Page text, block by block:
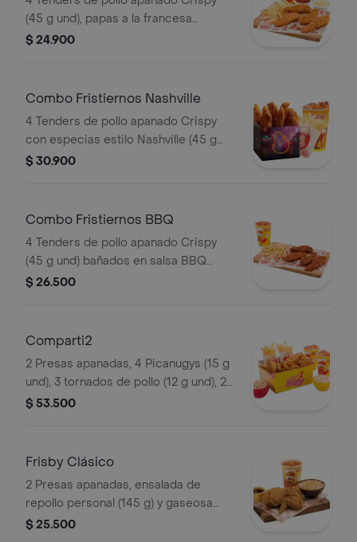
(45 g und), papas a la francesa
mediana (60 g) y gaseosa (325 ml)
$ 24.900
Combo Fristiernos Nashville
4 Tenders de pollo apanado Crispy
con especias estilo Nashville (45 g
und), sirope de miel picante, papas a
$ 30.900
Combo Fristiernos BBQ
4 Tenders de pollo apanado Crispy
(45 g und) bañados en salsa BBQ
ligeramente picante, papas a la
$ 26.500
Comparti2
2 Presas apanadas, 4 Picanugys (15 g
und), 3 tornados de pollo (12 g und), 2
porciones de papas francesas
$ 53.500
Frisby Clásico
2 Presas apanadas, ensalada de
repollo personal (145 g) y gaseosa
(325 ml)
$ 25.500